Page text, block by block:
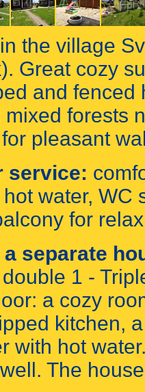
the village
Great cozy
and fenced
mixed forests
pleasant
service:
water, WC
for
separate
1 -
a cozy
kitchen,
with hot
The